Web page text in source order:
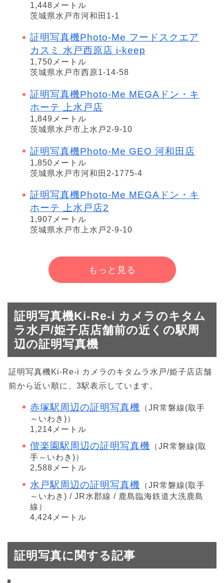
1,448メートル
茨城県水戸市河和田1-1
証明写真機Photo-Me フードスクエア
カスミ 水戸西原店 i-keep
1,750メートル
茨城県水戸市西原1-14-58
証明写真機Photo-Me MEGAドン・キ
ホーテ 上水戸店
1,849メートル
茨城県水戸市上水戸2-9-10
証明写真機Photo-Me GEO 河和田店
1,850メートル
茨城県水戸市河和田2-1775-4
証明写真機Photo-Me MEGAドン・キ
ホーテ 上水戸店2
1,907メートル
茨城県水戸市上水戸2-9-10
もっと見る
証明写真機Ki-Re-i カメラのキタム
ラ水戸/姫子店店舗前の近くの駅周
辺の証明写真機
証明写真機Ki-Re-i カメラのキタムラ水戸/姫子店店舗
前から近い順に、3駅表示しています。
赤塚駅周辺の証明写真機
（JR常磐線(取手
～いわき)）
1,214メートル
偕楽園駅周辺の証明写真機
（JR常磐線(取
手～いわき)）
2,588メートル
水戸駅周辺の証明写真機
（JR常磐線(取手
～いわき) / JR水郡線 / 鹿島臨海鉄道大洗鹿島
線）
4,424メートル
証明写真に関する記事